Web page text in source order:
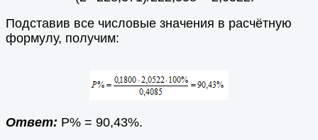
Подставив все числовые значения в расчётную
формулу, получим:
Ответ: Р% = 90,43%.